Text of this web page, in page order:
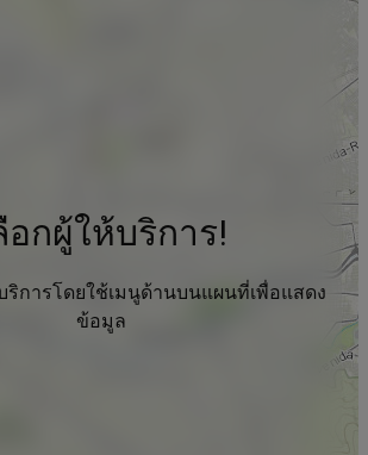
อกผู้ให้บริการ!
ริการโดยใช้เมนูด้านบนแผนที่เพื่อแสดง
ข้อมูล